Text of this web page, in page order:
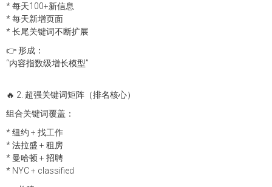
* 每天100+新信息
* 每天新增页面
* 长尾关键词不断扩展
👉 形成：
“内容指数级增长模型”
🔥 2. 超强关键词矩阵（排名核心）
组合关键词覆盖：
* 纽约 + 找工作
* 法拉盛 + 租房
* 曼哈顿 + 招聘
* NYC + classified